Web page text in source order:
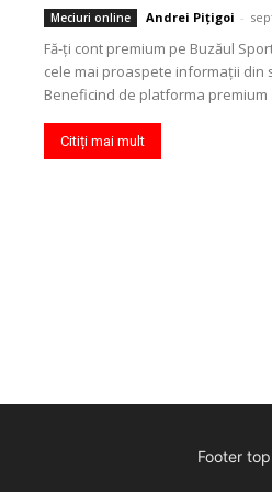
Meciuri online Andrei Pițigoi -
Fă-ţi cont premium pe Buzăul
cele mai proaspete informaţii din
Beneficind de platforma premium
Citiți mai mult
Footer